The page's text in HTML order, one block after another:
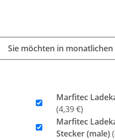
Sie möchten in monatlichen
Marfitec
(4,39 €)
Marfitec
Stecker (male)